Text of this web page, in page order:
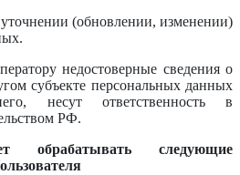
(обновлении, изменении)
недостоверные сведения о
субъекте персональных данных
несут ответственность в
РФ.
обрабатывать следующие